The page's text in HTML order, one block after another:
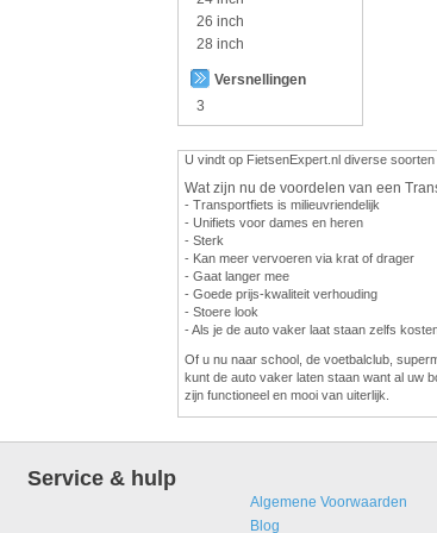
26 inch
28 inch
Versnellingen
3
U vindt op FietsenExpert.nl diverse soorten
Wat zijn nu de voordelen van een
- Transportfiets is milieuvriendelijk
- Unifiets voor dames en heren
- Sterk
- Kan meer vervoeren via krat of drager
- Gaat langer mee
- Goede prijs-kwaliteit verhouding
- Stoere look
- Als je de auto vaker laat staan zelfs
Of u nu naar school, de voetbalclub,
kunt de auto vaker laten staan want al uw
zijn functioneel en mooi van uiterlijk.
Service & hulp
Algemene Voorwaarden
Blog